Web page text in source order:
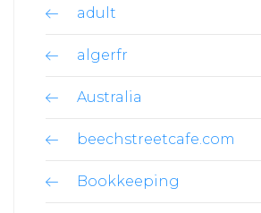
adult
algerfr
Australia
beechstreetcafe.com
Bookkeeping